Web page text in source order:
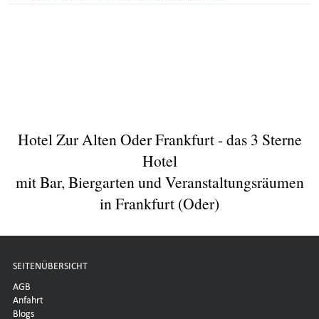
Hotel Zur Alten Oder Frankfurt - das 3 Sterne
Hotel
mit Bar, Biergarten und Veranstaltungsräumen
in Frankfurt (Oder)
SEITENÜBERSICHT
AGB
Anfahrt
Blogs